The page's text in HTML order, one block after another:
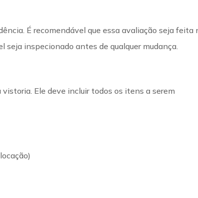
É recomendável que essa avaliação seja feita
inspecionado antes de qualquer mudança.
Ele deve incluir todos os itens a serem